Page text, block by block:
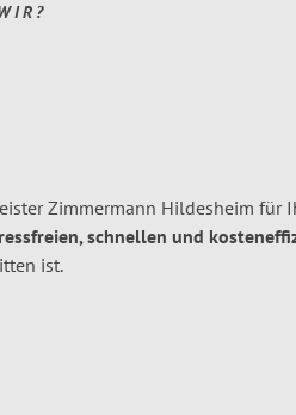
Zimmermann Hildesheim für
schnellen und
ist.